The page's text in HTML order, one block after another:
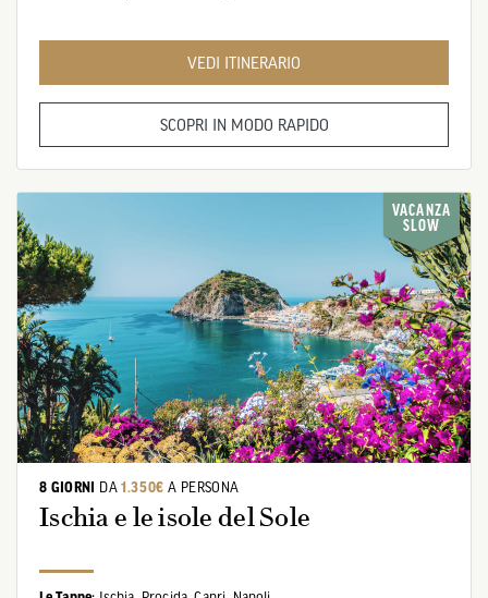
VEDI ITINERARIO
SCOPRI IN MODO RAPIDO
VACANZA
SLOW
8 GIORNI DA1.350€ A PERSONA
Ischia e le isole del Sole